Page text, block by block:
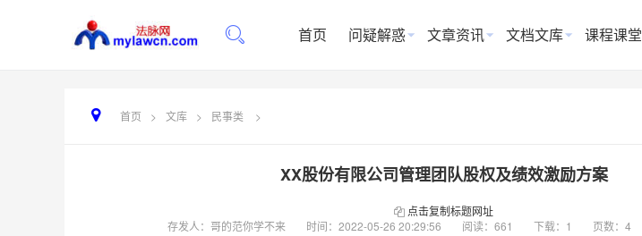
首页 问疑解惑 文章资讯 文档文库 课程课堂
首页 > 文库 > 民事类 >
XX股份有限公司管理团队股权及绩效激励方案
点击复制标题网址
存发人：哥的范你学不来
时间：2022-05-26 20:29:56 阅读：661 下载：1 页数：4